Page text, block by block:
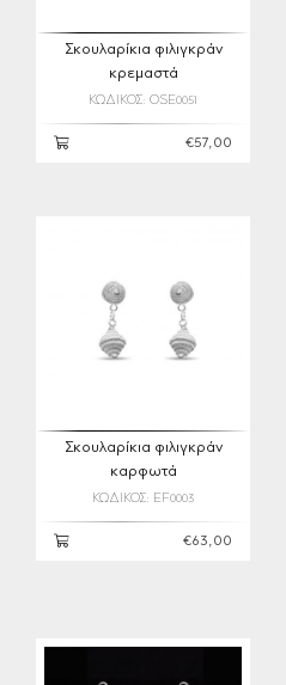
Σκουλαρίκια φιλιγκράν
κρεμαστά
ΚΩΔΙΚΟΣ: OSE0051
€57,00
Σκουλαρίκια φιλιγκράν
καρφωτά
ΚΩΔΙΚΟΣ: EF0003
€63,00